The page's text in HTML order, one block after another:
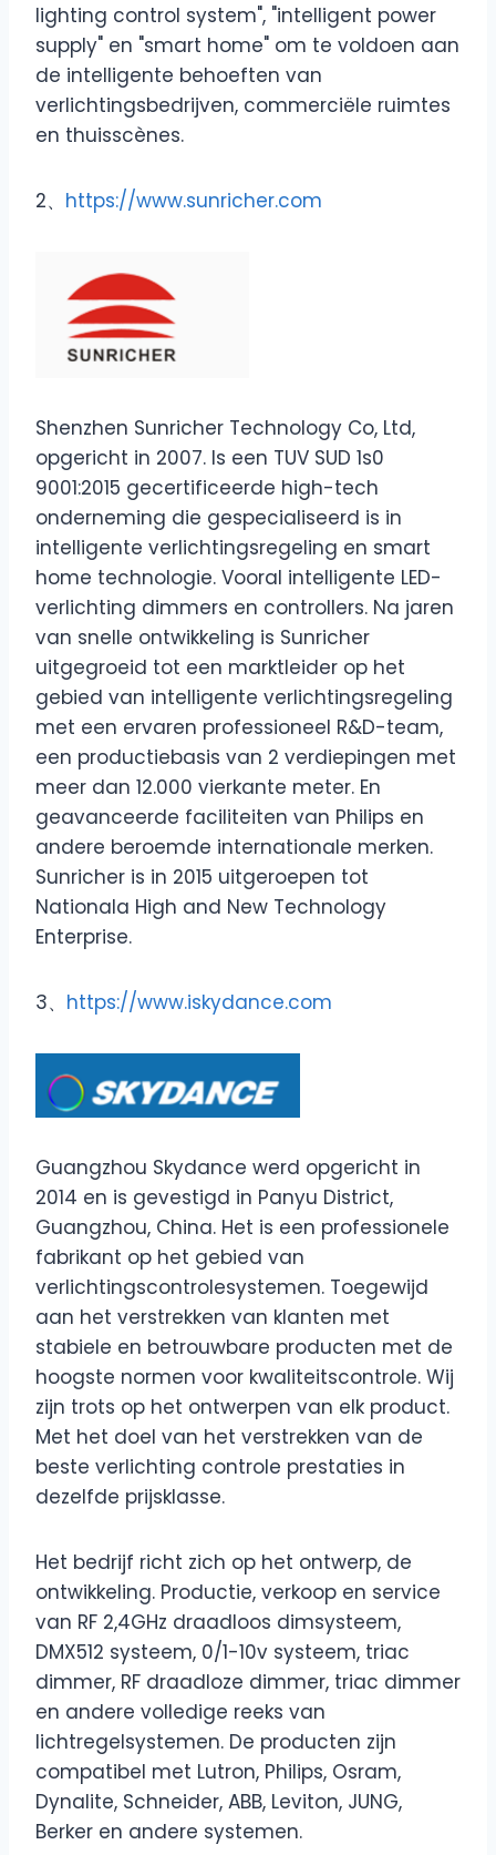
lighting control system", "intelligent power
supply" en "smart home" om te voldoen aan
de intelligente behoeften van
verlichtingsbedrijven, commerciële ruimtes
en thuisscènes.
2、 https://www.sunricher.com
Shenzhen Sunricher Technology Co, Ltd,
opgericht in 2007. Is een TUV SUD 1s0
9001:2015 gecertificeerde high-tech
onderneming die gespecialiseerd is in
intelligente verlichtingsregeling en smart
home technologie. Vooral intelligente LED-
verlichting dimmers en controllers. Na jaren
van snelle ontwikkeling is Sunricher
uitgegroeid tot een marktleider op het
gebied van intelligente verlichtingsregeling
met een ervaren professioneel R&D-team,
een productiebasis van 2 verdiepingen met
meer dan 12.000 vierkante meter. En
geavanceerde faciliteiten van Philips en
andere beroemde internationale merken.
Sunricher is in 2015 uitgeroepen tot
Nationala High and New Technology
Enterprise.
3、 https://www.iskydance.com
Guangzhou Skydance werd opgericht in
2014 en is gevestigd in Panyu District,
Guangzhou, China. Het is een professionele
fabrikant op het gebied van
verlichtingscontrolesystemen. Toegewijd
aan het verstrekken van klanten met
stabiele en betrouwbare producten met de
hoogste normen voor kwaliteitscontrole. Wij
zijn trots op het ontwerpen van elk product.
Met het doel van het verstrekken van de
beste verlichting controle prestaties in
dezelfde prijsklasse.
Het bedrijf richt zich op het ontwerp, de
ontwikkeling. Productie, verkoop en service
van RF 2,4GHz draadloos dimsysteem,
DMX512 systeem, 0/1-10v systeem, triac
dimmer, RF draadloze dimmer, triac dimmer
en andere volledige reeks van
lichtregelsystemen. De producten zijn
compatibel met Lutron, Philips, Osram,
Dynalite, Schneider, ABB, Leviton, JUNG,
Berker en andere systemen.